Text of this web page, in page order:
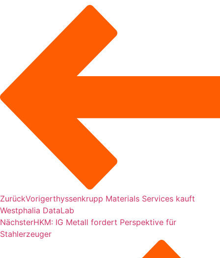
ZurückVorigerthyssenkrupp Materials Services kauft
Westphalia DataLab
NächsterHKM: IG Metall fordert Perspektive für
Stahlerzeuger